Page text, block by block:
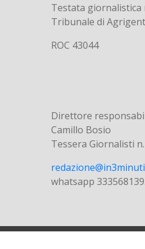
Testata giornalistica
Tribunale di
ROC 43044
Direttore
Camillo Bosio
Tessera Giornalisti
whatsapp